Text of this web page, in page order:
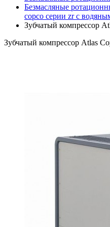
Безмасляные
copco серии zr с
Зубчатый компрессор
Зубчатый компрессор Atlas